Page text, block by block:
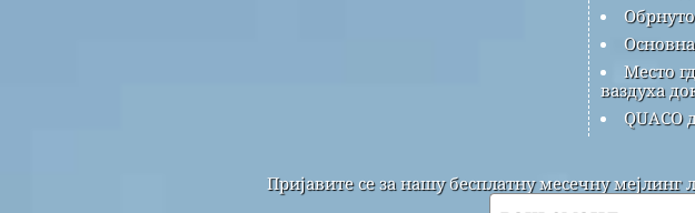
Место
ваздуха
QUACO
Пријавите се за нашу бесплатну месечну